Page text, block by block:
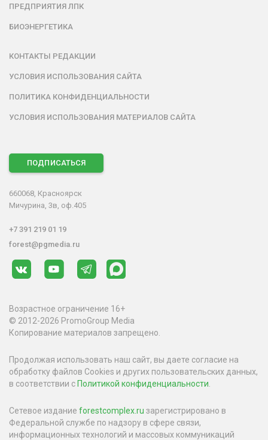
ПРЕДПРИЯТИЯ ЛПК
БИОЭНЕРГЕТИКА
КОНТАКТЫ РЕДАКЦИИ
УСЛОВИЯ ИСПОЛЬЗОВАНИЯ САЙТА
ПОЛИТИКА КОНФИДЕНЦИАЛЬНОСТИ
УСЛОВИЯ ИСПОЛЬЗОВАНИЯ МАТЕРИАЛОВ САЙТА
ПОДПИСАТЬСЯ
660068, Красноярск
Мичурина, 3в, оф.405
+7 391 219 01 19
forest@pgmedia.ru
Возрастное ограничение 16+
© 2012-2026 PromoGroup Media
Копирование материалов запрещено.
Продолжая использовать наш сайт, вы даете согласие на
обработку файлов Cookies и других пользовательских данных,
в соответствии с Политикой конфиденциальности
Сетевое издание forestcomplex.ru зарегистрировано в
Федеральной службе по надзору в сфере связи,
информационных технологий и массовых коммуникаций